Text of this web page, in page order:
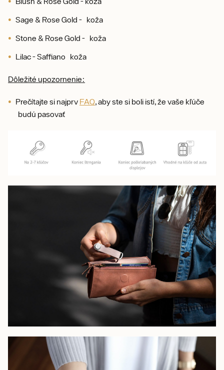
Sage & Rose Gold - koža
Stone & Rose Gold - koža
Lilac - Saffiano koža
Dôležité upozornenie:
Prečítajte si najprv FAQ, aby ste si boli istí, že vaše kľúče
budú pasovať